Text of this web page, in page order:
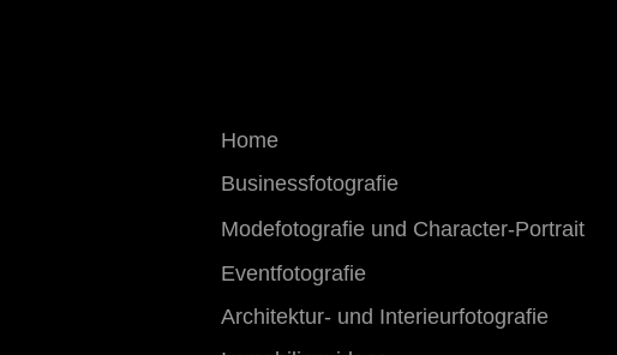
Home
Businessfotografie
Eventfotografie
Architektur- und Interieurfotografie
Modefotografie und​ Character-Portrait